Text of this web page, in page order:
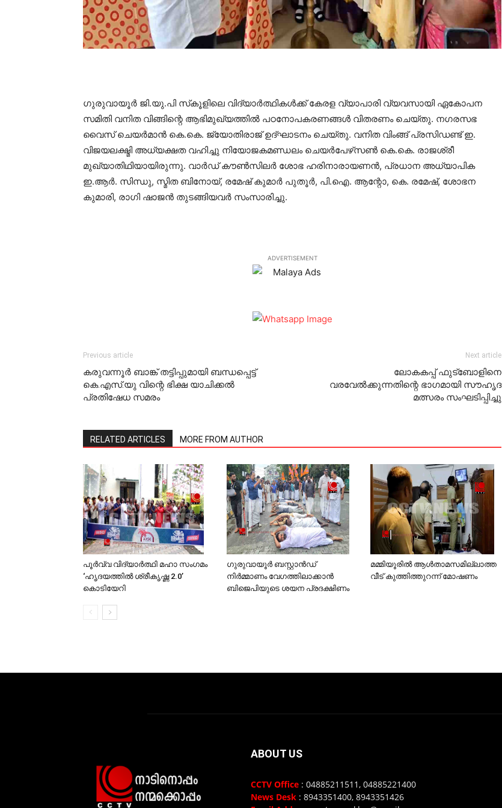
ഗുരുവായൂര്‍ ജി.യു.പി സ്‌കൂളിലെ വിദ്യാര്‍ത്ഥികള്‍ക്ക് കേരള വ്യാപാരി വ്യവസായി ഏകോപന
സമിതി വനിത വിങ്ങിന്റെ ആഭിമുഖ്യത്തില്‍ പഠനോപകരണങ്ങള്‍ വിതരണം ചെയ്തു. നഗരസഭ
വൈസ് ചെയര്‍മാന്‍ കെ.കെ. ജ്യോതിരാജ് ഉദ്ഘാടനം ചെയ്തു. വനിത വിംങ്ങ് പ്രസിഡണ്ട് ഇ.
വിജയലക്ഷ്മി അധ്യക്ഷത വഹിച്ചു നിയോജകമണ്ഡലം ചെയര്‍പേഴ്‌സണ്‍ കെ.കെ. രാജശ്രീ
മുഖ്യാതിഥിയായിരുന്നു. വാര്‍ഡ് കൗണ്‍സിലര്‍ ശോഭ ഹരിനാരായണന്‍, പ്രധാന അധ്യാപിക
ഇ.ആര്‍. സിന്ധു, സ്മിത ബിനോയ്, രമേഷ് കുമാര്‍ പുതൂര്‍, പി.ഐ. ആന്റോ, കെ. രമേഷ്, ശോഭന
കുമാരി, രാഗി ഷാജന്‍ തുടങ്ങിയവര്‍ സംസാരിച്ചു.
ADVERTISEMENT
Previous article
കരുവന്നൂർ ബാങ്ക് തട്ടിപ്പുമായി ബന്ധപ്പെട്ട്
കെ.എസ്.യു വിന്റെ ഭിക്ഷ യാചിക്കല്‍
പ്രതിഷേധ സമരം
Next article
ലോകകപ്പ് ഫുട്‌ബോളിനെ
വരവേല്‍ക്കുന്നതിന്റെ ഭാഗമായി സൗഹൃദ
മത്സരം സംഘടിപ്പിച്ചു
RELATED ARTICLES MORE FROM AUTHOR
പൂര്‍വ്വ വിദ്യാര്‍ത്ഥി മഹാ സംഗമം
‘ഹൃദയത്തില്‍ ശ്രീകൃഷ്ണ 2.0’
കൊടിയേറി
ഗുരുവായൂര്‍ ബസ്റ്റാന്‍ഡ്
നിര്‍മ്മാണം വേഗത്തിലാക്കാന്‍
ബിജെപിയുടെ ശയന പ്രദക്ഷിണം
മമ്മിയൂരില്‍ ആള്‍താമസമില്ലാത്ത
വീട് കുത്തിത്തുറന്ന് മോഷണം
ABOUT US
CCTV Office : 04885211511, 04885221400
News Desk : 8943351400, 8943351426